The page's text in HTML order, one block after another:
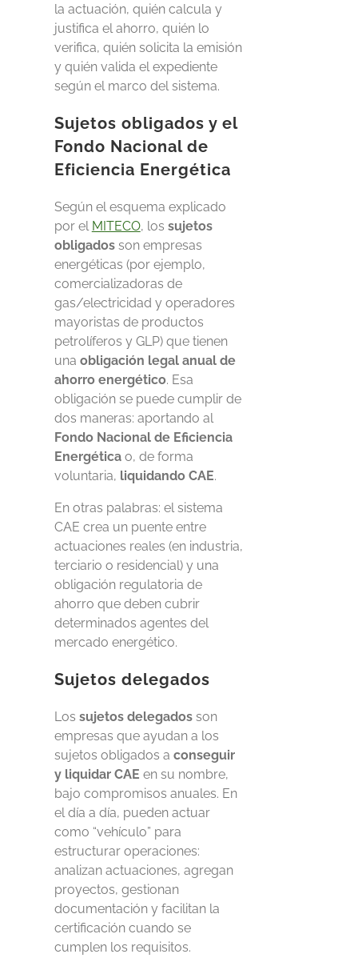
la actuación, quién calcula y
justifica el ahorro, quién lo
verifica, quién solicita la emisión
y quién valida el expediente
según el marco del sistema.
Sujetos obligados y el
Fondo Nacional de
Eficiencia Energética
Según el esquema explicado
por el MITECO, los sujetos
obligadosson empresas
energéticas (por ejemplo,
comercializadoras de
gas/electricidad y operadores
mayoristas de productos
petrolíferos y GLP) que tienen
una obligación legal anual de
ahorro energético. Esa
obligación se puede cumplir de
dos maneras: aportando al
Fondo Nacional de Eficiencia
Energéticao, de forma
voluntaria, liquidando CAE.
En otras palabras: el sistema
CAE crea un puente entre
actuaciones reales (en industria,
terciario o residencial) y una
obligación regulatoria de
ahorro que deben cubrir
determinados agentes del
mercado energético.
Sujetos delegados
Los sujetos delegadosson
empresas que ayudan a los
sujetos obligados a conseguir
y liquidar CAE en su nombre,
bajo compromisos anuales. En
el día a día, pueden actuar
como “vehículo” para
estructurar operaciones:
analizan actuaciones, agregan
proyectos, gestionan
documentación y facilitan la
certificación cuando se
cumplen los requisitos.